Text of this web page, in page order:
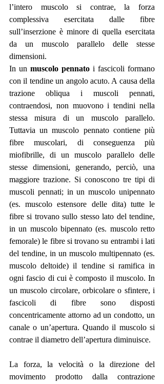
l’intero muscolo si contrae, la forza
complessiva esercitata dalle fibre
sull’inserzione è minore di quella esercitata
da un muscolo parallelo delle stesse
dimensioni.
In un muscolo pennato i fascicoli formano
con il tendine un angolo acuto. A causa della
trazione obliqua i muscoli pennati,
contraendosi, non muovono i tendini nella
stessa misura di un muscolo parallelo.
Tuttavia un muscolo pennato contiene più
fibre muscolari, di conseguenza più
miofibrille, di un muscolo parallelo delle
stesse dimensioni, generando, perciò, una
maggiore trazione. Si conoscono tre tipi di
muscoli pennati; in un muscolo unipennato
(es. muscolo estensore delle dita) tutte le
fibre si trovano sullo stesso lato del tendine,
in un muscolo bipennato (es. muscolo retto
femorale) le fibre si trovano su entrambi i lati
del tendine, in un muscolo multipennato (es.
muscolo deltoide) il tendine si ramifica in
ogni fascio di cui è composto il muscolo. In
un muscolo circolare, orbicolare o sfintere, i
fascicoli di fibre sono disposti
concentricamente attorno ad un condotto, un
canale o un’apertura. Quando il muscolo si
contrae il diametro dell’apertura diminuisce.
La forza, la velocità o la direzione del
movimento prodotto dalla contrazione